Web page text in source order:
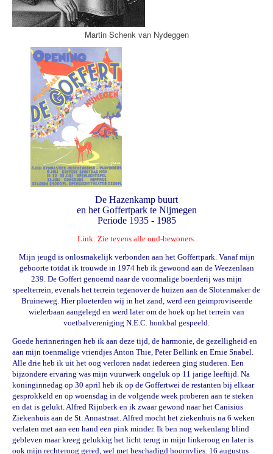
Martin Schenk van Nydeggen
De Hazenkamp buurt
en het Goffertpark te Nijmegen
Periode 1935 - 1985
Link: Zie tevens alle oud-bewoners.
Mijn jeugd is onlosmakelijk verbonden aan het Goffertpark. Vanaf mijn
geboorte totdat ik trouwde in 1974 heb ik gewoond aan de Weezenlaan
239. De Goffert genoemd naar de voormalige boerderij was mijn
speelterrein, evenals het terrein tegenover de huizen aan de Slotenmaker de
Bruineweg. Hier ploeterden wij in het zand, werd een geimproviseerde
wielerbaan aangelegd en werd later om de hoek op het terrein van
voetbalvereniging N.E.C. honkbal gespeeld.
Goede herinneringen heb ik aan deze tijd, de harmonie, de gezelligheid en
aan mijn toenmalige vriendjes Anton Thie, Peter Bellink en Ernie Snabel.
Alle drie heb ik uit het oog verloren nadat iedereen ging studeren. Een
bijzondere ervaring was mijn vuurwerk ongeluk op 11 jarige leeftijd. Na
koninginnedag op 30 april heb ik op de Goffertwei de restanten bij elkaar
gesprokkeld en op woensdag in de volgende week proberen aan te steken
en dat is gelukt. Alfred Rijnberk en ik zwaar gewond naar het Canisius
Ziekenhuis aan de St. Annastraat. Alfred mocht het ziekenhuis na 6 weken
verlaten met aan een hand een pink minder. Ik ben nog wekenlang blind
gebleven maar kreeg gelukkig het licht terug in mijn linkeroog en later is
ook mijn rechteroog gered, wel met beschadigd hoornvlies. 16 augustus